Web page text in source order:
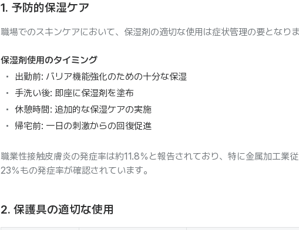
1. 予防的保湿ケア
職場でのスキンケアにおいて、保湿剤の適切な使用は症状管理の要となり
保湿剤使用のタイミング
出勤前: バリア機能強化のための十分な保湿
手洗い後: 即座に保湿剤を塗布
休憩時間: 追加的な保湿ケアの実施
帰宅前: 一日の刺激からの回復促進
職業性接触皮膚炎の発症率は約11.8％と報告されており、特に金属加工業
23％もの発症率が確認されています。
2. 保護具の適切な使用